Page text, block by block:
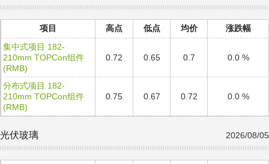
项目 高点 低点 均价
涨跌幅
集中式项目 182-
210mm TOPCon组件
(RMB)
0.72 0.65 0.7 0.0 %
分布式项目 182-
210mm TOPCon组件
(RMB)
0.75 0.67 0.72 0.0 %
光伏玻璃 2026/08/05